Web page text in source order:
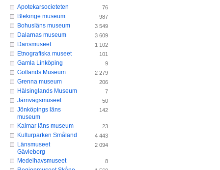
Apotekarsocieteten 76
Blekinge museum 987
Bohusläns museum 3 549
Dalarnas museum 3 609
Dansmuseet 1 102
Etnografiska museet 101
Gamla Linköping 9
Gotlands Museum 2 279
Grenna museum 206
Hälsinglands Museum 7
Järnvägsmuseet 50
Jönköpings läns
museum
142
Kalmar läns museum 23
Kulturparken Småland 4 443
Länsmuseet
Gävleborg
2 094
Medelhavsmuseet 8